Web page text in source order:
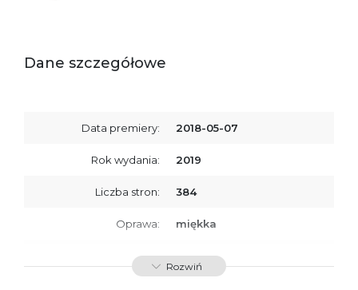
Dane szczegółowe
Data premiery: 2018-05-07
Rok wydania: 2019
Liczba stron: 384
Oprawa: miękka
ISBN 9788379769001
Rozwiń